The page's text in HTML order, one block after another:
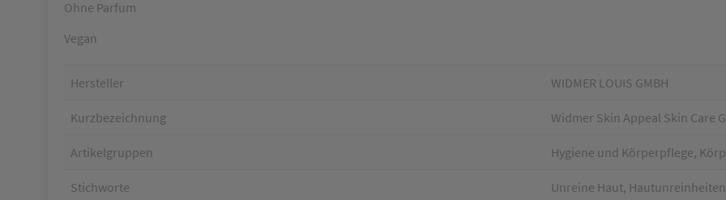
Ohne Parfum
Vegan
Hersteller WIDMER LOUIS GMBH
Kurzbezeichnung Widmer Skin Appeal Skin Care
Artikelgruppen Hygiene und Körperpflege,
Stichworte Unreine Haut,